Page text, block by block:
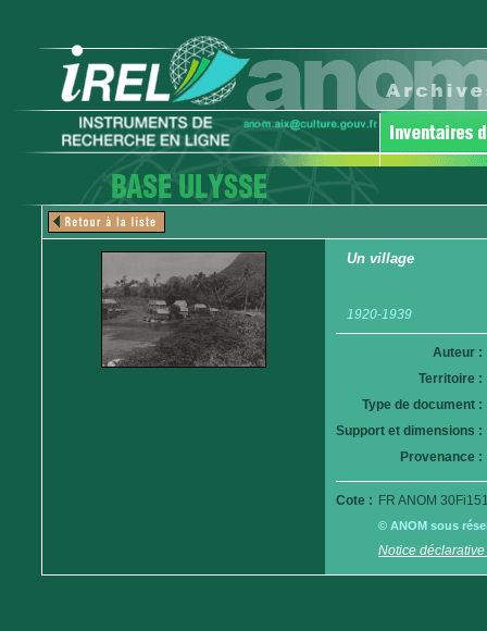
Un village
1920-1939
Auteur :
Territoire :
Type de document :
Support et dimensions :
Provenance :
Cote : FR ANOM
© ANOM sous
Notice